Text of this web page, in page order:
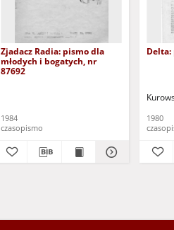
Zjadacz Radia: pismo dla
młodych i bogatych, nr
87692
1984
czasopismo
Delta:
1980